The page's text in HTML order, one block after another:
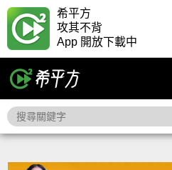
希平方
攻其不背
App 開放下載中